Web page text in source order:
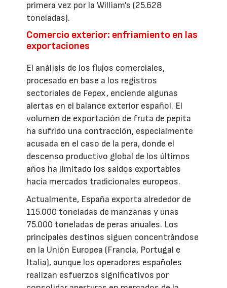
primera vez por la William's (25.628
toneladas).
Comercio exterior: enfriamiento en las
exportaciones
El análisis de los flujos comerciales,
procesado en base a los registros
sectoriales de Fepex, enciende algunas
alertas en el balance exterior español. El
volumen de exportación de fruta de pepita
ha sufrido una contracción, especialmente
acusada en el caso de la pera, donde el
descenso productivo global de los últimos
años ha limitado los saldos exportables
hacia mercados tradicionales europeos.
Actualmente, España exporta alrededor de
115.000 toneladas de manzanas y unas
75.000 toneladas de peras anuales. Los
principales destinos siguen concentrándose
en la Unión Europea (Francia, Portugal e
Italia), aunque los operadores españoles
realizan esfuerzos significativos por